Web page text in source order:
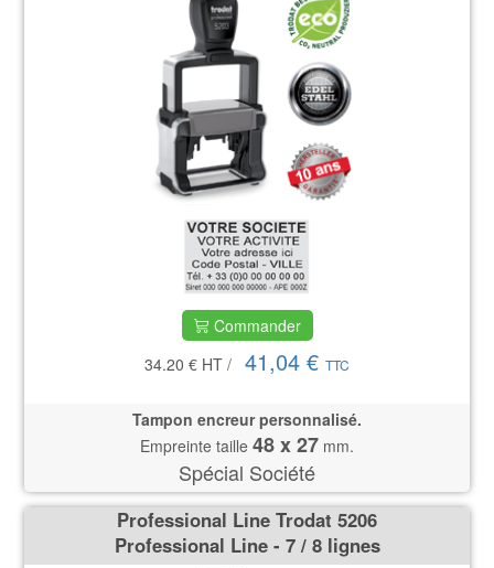
Commander
34.20 € HT / 41,04 € TTC
Tampon encreur personnalisé.
Empreinte taille 48 x 27 mm.
Spécial Société
Professional Line Trodat 5206
Professional Line - 7 / 8 lignes